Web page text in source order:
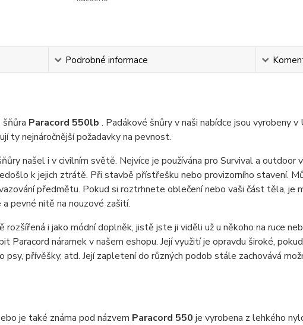
Podrobné informace
Paracord 550lb . Padákové šnůry v naši nabídce jsou vyrobeny
ty nejnáročnější požadavky na pevnost.
našel i v civilním světě. Nejvíce je používána pro Survival a outdoor
k jejich ztrátě. Při stavbě přístřešku nebo provizorního stavení.
předmětu. Pokud si roztrhnete oblečení nebo vaši část těla, je
pevné nitě na nouzové zašití.
rozšířená i jako módní doplněk, jistě jste ji viděli už u někoho na ruce
Paracord náramek v našem eshopu. Její využití je opravdu široké,
psy, přívěšky, atd. Její zapletení do různých podob stále zachovává
je také známa pod názvem Paracord 550 je vyrobena z lehkého